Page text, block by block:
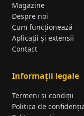
Magazine
Despre noi
Cum funcționează
Aplicații și extensii
Contact
Informații legale
Termeni și condiții
Politica de